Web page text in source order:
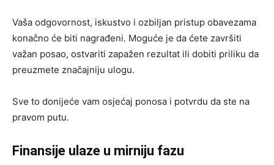
Vaša odgovornost, iskustvo i ozbiljan pristup obavezama
konačno će biti nagrađeni. Moguće je da ćete završiti
važan posao, ostvariti zapažen rezultat ili dobiti priliku da
preuzmete značajniju ulogu.
Sve to donijeće vam osjećaj ponosa i potvrdu da ste na
pravom putu.
Finansije ulaze u mirniju fazu